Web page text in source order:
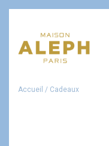
Accueil / Cadeaux